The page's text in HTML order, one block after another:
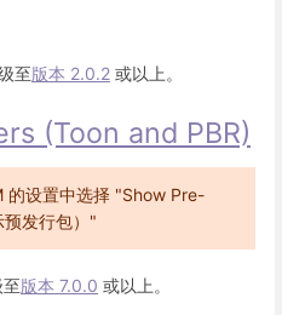
至版本 2.0.2 或以上。
(Toon and PBR)
的设置中选择 "Show Pre-
发行包）"
版本 7.0.0 或以上。